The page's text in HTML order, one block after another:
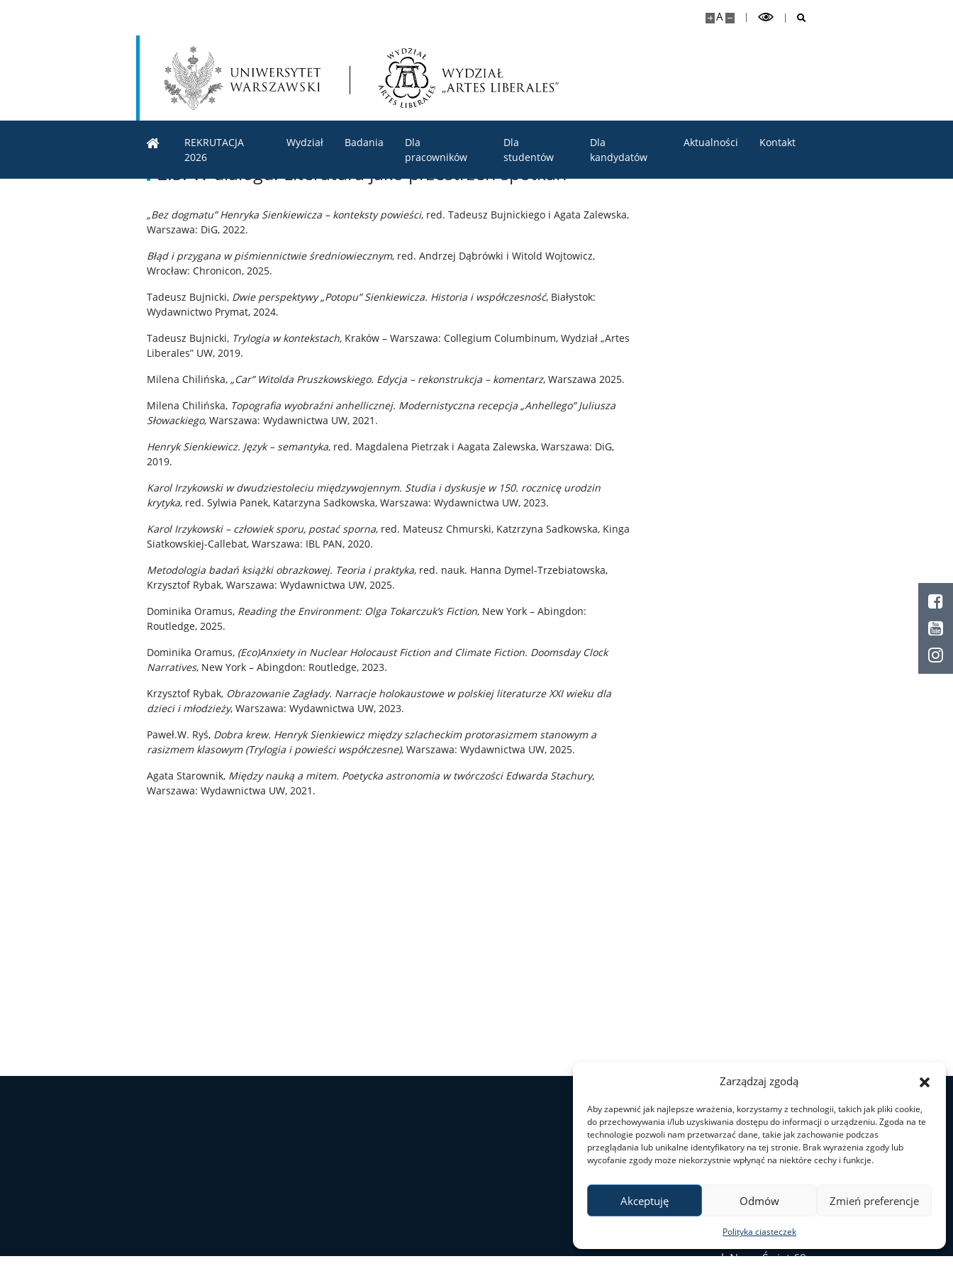
Zarządzaj zgodą
Aby zapewnić jak najlepsze wrażenia, korzystamy z technologii, takich jak pliki cookie,
do przechowywania i/lub uzyskiwania dostępu do informacji o urządzeniu. Zgoda na te
technologie pozwoli nam przetwarzać dane, takie jak zachowanie podczas
przeglądania lub unikalne identyfikatory na tej stronie. Brak wyrażenia zgody lub
wycofanie zgody może niekorzystnie wpłynąć na niektóre cechy i funkcje.
Akceptuję Odmów Zmień preferencje
Polityka ciasteczek
A
REKRUTACJA
2026
Wydział Badania
Dla
pracowników
Dla
studentów
Dla
kandydatów
Aktualności Kontakt
2.3: W dialogu. Literatura jako przestrzeń spotkań
„Bez dogmatu” Henryka Sienkiewicza – konteksty powieści, red. Tadeusz Bujnickiego i Agata Zalewska,
Warszawa: DiG, 2022.
Błąd i przygana w piśmiennictwie średniowiecznym, red. Andrzej Dąbrówki i Witold Wojtowicz,
Wrocław: Chronicon, 2025.
Tadeusz Bujnicki, Dwie perspektywy „Potopu” Sienkiewicza. Historia i współczesność, Białystok:
Wydawnictwo Prymat, 2024.
Tadeusz Bujnicki, Trylogia w kontekstach, Kraków – Warszawa: Collegium Columbinum, Wydział „Artes
Liberales” UW, 2019.
Milena Chilińska, „Car” Witolda Pruszkowskiego. Edycja – rekonstrukcja – komentarz, Warszawa 2025.
Milena Chilińska, Topografia wyobraźni anhellicznej. Modernistyczna recepcja „Anhellego” Juliusza
Słowackiego, Warszawa: Wydawnictwa UW, 2021.
Henryk Sienkiewicz. Język – semantyka, red. Magdalena Pietrzak i Aagata Zalewska, Warszawa: DiG,
2019.
Karol Irzykowski w dwudziestoleciu międzywojennym. Studia i dyskusje w 150. rocznicę urodzin
krytyka, red. Sylwia Panek, Katarzyna Sadkowska, Warszawa: Wydawnictwa UW, 2023.
Karol Irzykowski – człowiek sporu, postać sporna, red. Mateusz Chmurski, Katzrzyna Sadkowska, Kinga
Siatkowskiej-Callebat, Warszawa: IBL PAN, 2020.
Metodologia badań książki obrazkowej. Teoria i praktyka, red. nauk. Hanna Dymel-Trzebiatowska,
Krzysztof Rybak, Warszawa: Wydawnictwa UW, 2025.
Dominika Oramus, Reading the Environment: Olga Tokarczuk’s Fiction, New York – Abingdon:
Routledge, 2025.
Dominika Oramus, (Eco)Anxiety in Nuclear Holocaust Fiction and Climate Fiction. Doomsday Clock
Narratives, New York – Abingdon: Routledge, 2023.
Krzysztof Rybak, Obrazowanie Zagłady. Narracje holokaustowe w polskiej literaturze XXI wieku dla
dzieci i młodzieży, Warszawa: Wydawnictwa UW, 2023.
Paweł.W. Ryś, Dobra krew. Henryk Sienkiewicz między szlacheckim protorasizmem stanowym a
rasizmem klasowym (Trylogia i powieści współczesne), Warszawa: Wydawnictwa UW, 2025.
Agata Starownik, Między nauką a mitem. Poetycka astronomia w twórczości Edwarda Stachury,
Warszawa: Wydawnictwa UW, 2021.
ul. Nowy Świat 69